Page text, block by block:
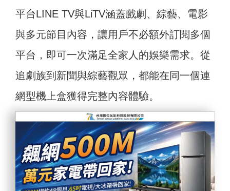
平台LINE TV與LiTV涵蓋戲劇、綜藝、電影
與多元節目內容，讓用戶不必額外訂閱多個
平台，即可一次滿足全家人的娛樂需求。從
追劇族到新聞與綜藝觀眾，都能在同一個連
網型機上盒獲得完整內容體驗。